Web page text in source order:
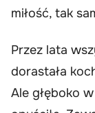
miłość, tak
Przez lata
dorastała
Ale głęboko